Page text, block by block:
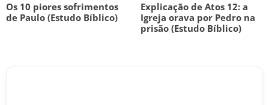
Os 10 piores sofrimentos
de Paulo (Estudo Bíblico)
Explicação de Atos 12: a
Igreja orava por Pedro na
prisão (Estudo Bíblico)